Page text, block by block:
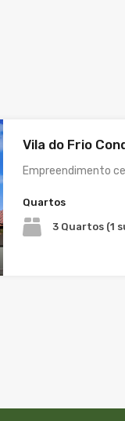
Vila do Frio
Empreendimento
Quartos
3 Quartos (1